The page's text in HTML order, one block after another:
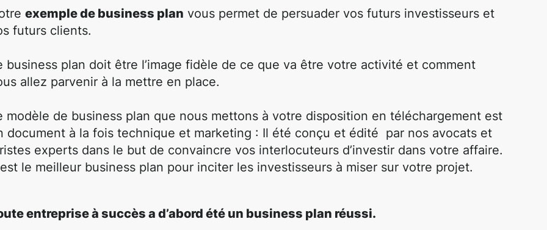
exemple de business plan vous permet de persuader vos futurs investisseurs et
futurs clients.
business plan doit être l’image fidèle de ce que va être votre activité et comment
allez parvenir à la mettre en place.
modèle de business plan que nous mettons à votre disposition en téléchargement est
document à la fois technique et marketing : Il été conçu et édité par nos avocats et
experts dans le but de convaincre vos interlocuteurs d’investir dans votre affaire.
le meilleur business plan pour inciter les investisseurs à miser sur votre projet.
entreprise à succès a d’abord été un business plan réussi.